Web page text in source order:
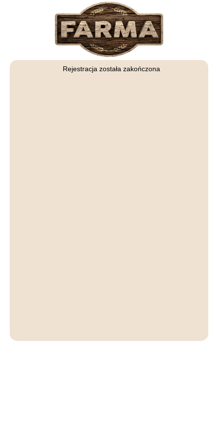
Rejestracja została zakończona